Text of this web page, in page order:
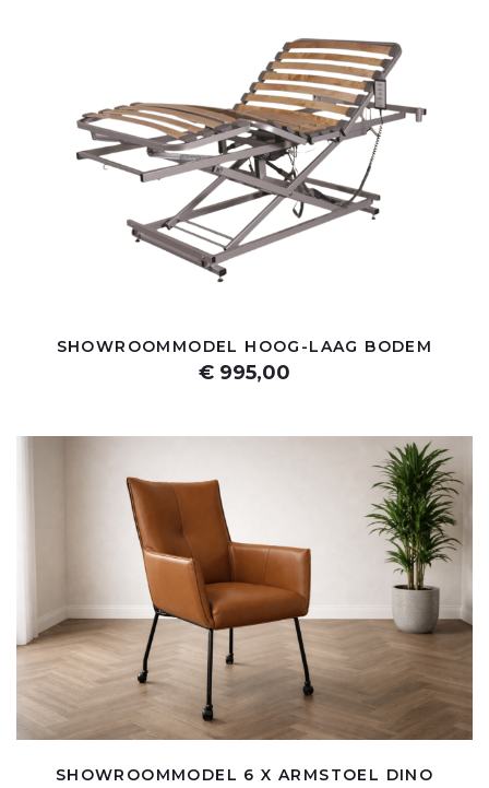
SHOWROOMMODEL HOOG-LAAG BODEM
€ 995,00
SHOWROOMMODEL 6 X ARMSTOEL DINO